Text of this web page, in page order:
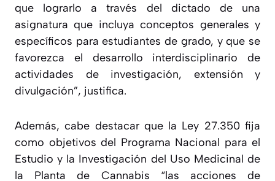
que lograrlo a través del dictado de una
asignatura que incluya conceptos generales y
específicos para estudiantes de grado, y que se
favorezca el desarrollo interdisciplinario de
actividades de investigación, extensión y
divulgación”, justifica.
Además, cabe destacar que la Ley 27.350 fija
como objetivos del Programa Nacional para el
Estudio y la Investigación del Uso Medicinal de
la Planta de Cannabis “las acciones de